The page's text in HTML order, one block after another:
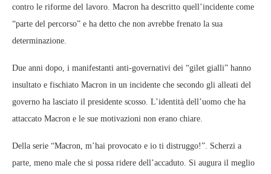
contro le riforme del lavoro. Macron ha descritto quell’incidente come
“parte del percorso” e ha detto che non avrebbe frenato la sua
determinazione.
Due anni dopo, i manifestanti anti-governativi dei “gilet gialli” hanno
insultato e fischiato Macron in un incidente che secondo gli alleati del
governo ha lasciato il presidente scosso. L’identità dell’uomo che ha
attaccato Macron e le sue motivazioni non erano chiare.
Della serie “Macron, m’hai provocato e io ti distruggo!”. Scherzi a
parte, meno male che si possa ridere dell’accaduto. Si augura il meglio